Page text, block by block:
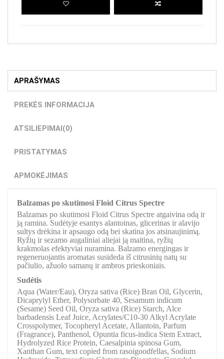
APRAŠYMAS
PREKĖS INFORMACIJA
ATSILIEPIMAI (0)
PRISTATYMAS
APMOKĖJIMAS
Balzamas po skutimosi Floid Citrus Spectre
Balzamas po skutimosi Floid Citrus Spectre atgaivina odą ir
ją ramina. Sudėtyje esantys alantoinas, glicerinas ir alavijo
sultys drėkina ir apsaugo odą bei skatina jos atsinaujinimą.
Ryžių ir sezamo augaliniai aliejai ją maitina, ryžių
krakmolas efektyviai nuramina. Balzamo energingas ir
regeneruojantis aromatas susideda iš citrusinių natų su
pačiulio, ažuolo samanų ir ambros prieskoniais.
Sudėtis
Aqua (Water/Eau), Oryza sativa (Rice) Bran Oil, Glycerin,
Dicaprylyl Ether, Polysorbate 40, Sesamum indicum
(Sesame) Seed Oil, Oryza sativa (Rice) Starch, Alce
barbadensis Leaf Juice, Acrylates/C10-30 Alkyl Acrylate
Crosspolymer, Tocopheryl Acetate, Allantoin, Parfum
(Fragrance), Panthenol, Opuntia ficus-indica Stem Extract,
Hydrolyzed Rice Protein, Caesalpinia spinosa Gum,
Xanthan Gum, text copied from rasoigoodfellas, Sodium